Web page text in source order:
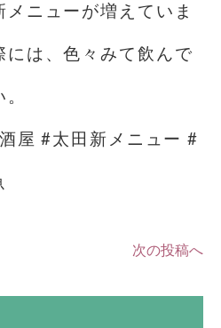
ニューが増えていま
には、色々みて飲んで
屋 #太田新メニュー #
次の投稿へ